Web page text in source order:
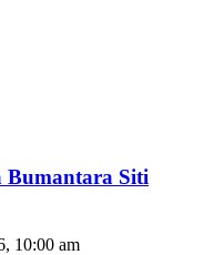
Bumantara Siti
10:00 am